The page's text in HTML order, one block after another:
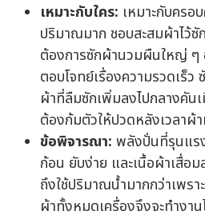
เหมาะกับใคร: เหมาะกับคร
ปริมาณมาก ชอบสะสมผ้าไว้
ต้องการซักผ้านวมผืนใหญ่ ๆ
ตอบโจทย์เรื่องความรวดเร็ว
ผ้าที่ลืมซักเพิ่มลงไปกลางคัน
ต้องก้มตัวให้ปวดหลังเวลาผ้
ข้อพิจารณา: พลังปั่นที่รุนแร
ก้อน ยับง่าย และเนื้อผ้าเสื่อ
ถึงใช้ปริมาณน้ำมากกว่าเพร
ผ้าทั้งหมดเครื่องจึงจะทำงาน